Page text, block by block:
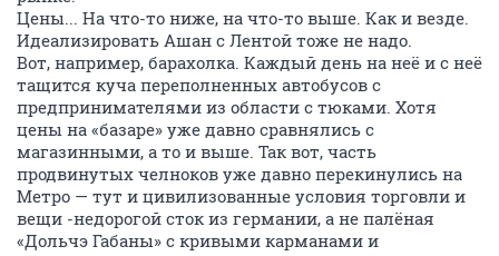
Цены... На что-то ниже, на что-то выше. Как и везде.
Идеализировать Ашан с Лентой тоже не надо.
Вот, например, барахолка. Каждый день на неё и с неё
тащится куча переполненных автобусов с
предпринимателями из области с тюками. Хотя
цены на «базаре» уже давно сравнялись с
магазинными, а то и выше. Так вот, часть
продвинутых челноков уже давно перекинулись на
Метро — тут и цивилизованные условия торговли и
вещи -недорогой сток из германии, а не палёная
«Дольчэ Габаны» с кривыми карманами и